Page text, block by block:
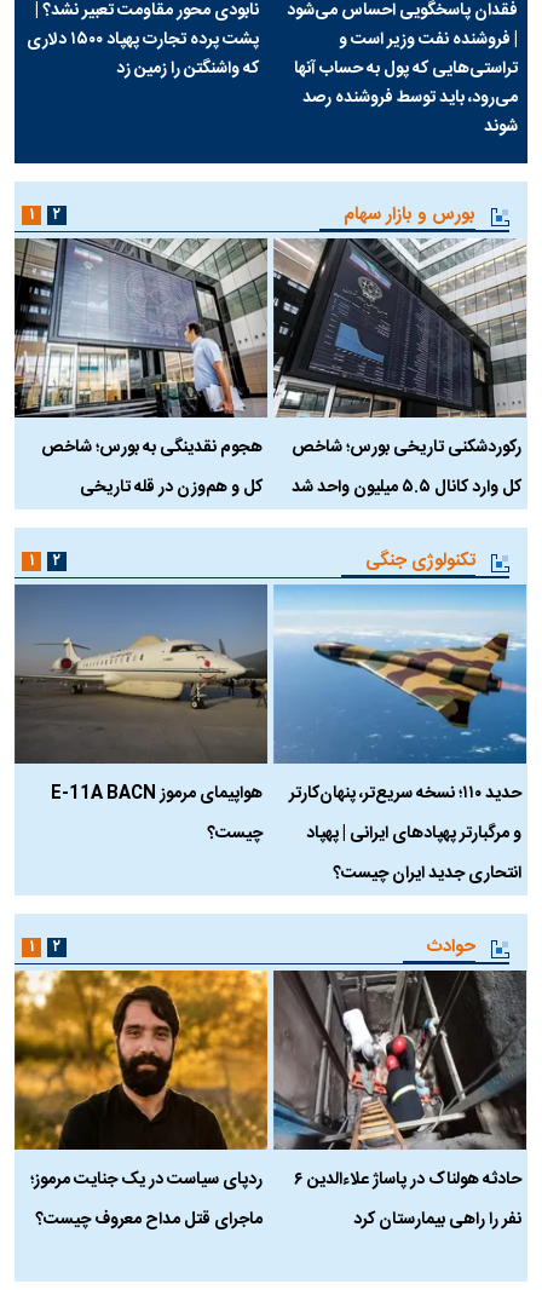
فقدان پاسخگویی احساس می‌شود
| فروشنده نفت وزیر است و
تراستی‌هایی که پول به حساب آنها
می‌رود، باید توسط فروشنده رصد
شوند
نابودی محور مقاومت تعبیر نشد؟ |
پشت پرده تجارت پهپاد‌ ۱۵۰۰ دلاری
که واشنگتن را زمین زد
بورس و بازار سهام
رکوردشکنی تاریخی بورس؛ شاخص
کل وارد کانال ۵.۵ میلیون واحد شد
هجوم نقدینگی به بورس؛ شاخص
کل و هم‌وزن در قله تاریخی
۱ ۲
تکنولوژی جنگی
حدید ۱۱۰؛ نسخه سریع‌تر، پنهان‌کارتر
و مرگبارتر پهپادهای ایرانی | پهپاد
انتحاری جدید ایران چیست؟
هواپیمای مرموز E-11A BACN
چیست؟
۱ ۲
حوادث
حادثه هولناک در پاساژ علاءالدین ۶
نفر را راهی بیمارستان کرد
ردپای سیاست در یک جنایت مرموز؛
ماجرای قتل مداح معروف چیست؟
۱ ۲